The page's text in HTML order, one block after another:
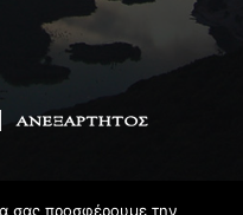
σας προσφέρουμε την